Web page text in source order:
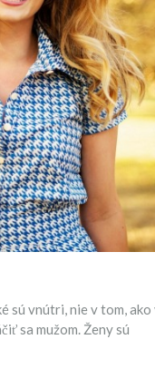
sú vnútri, nie v tom,
sa mužom. Ženy sú